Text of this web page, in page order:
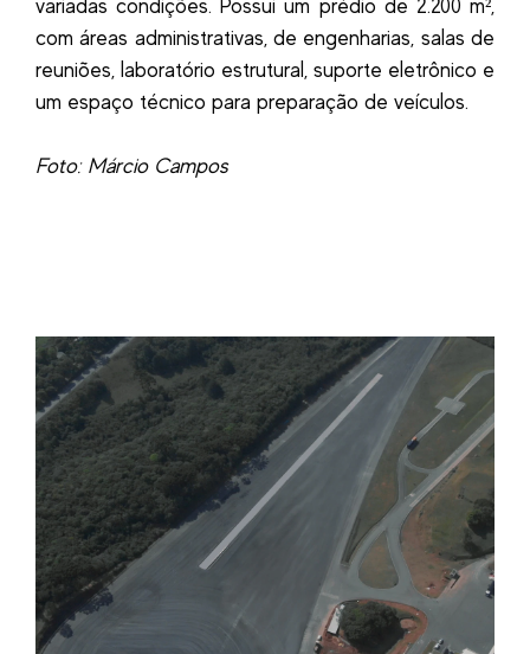
variadas condições. Possui um prédio de 2.200 m²,
com áreas administrativas, de engenharias, salas de
reuniões, laboratório estrutural, suporte eletrônico e
um espaço técnico para preparação de veículos.
Foto: Márcio Campos